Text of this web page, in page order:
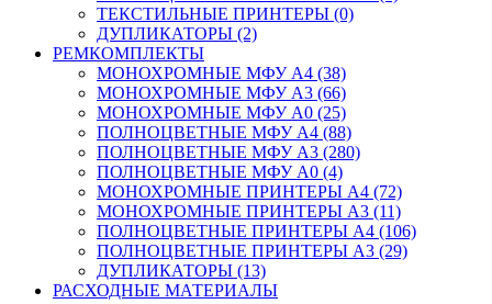
ТЕКСТИЛЬНЫЕ ПРИНТЕРЫ (0)
ДУПЛИКАТОРЫ (2)
РЕМКОМПЛЕКТЫ
МОНОХРОМНЫЕ МФУ А4 (38)
МОНОХРОМНЫЕ МФУ А3 (66)
МОНОХРОМНЫЕ МФУ А0 (25)
ПОЛНОЦВЕТНЫЕ МФУ А4 (88)
ПОЛНОЦВЕТНЫЕ МФУ А3 (280)
ПОЛНОЦВЕТНЫЕ МФУ А0 (4)
МОНОХРОМНЫЕ ПРИНТЕРЫ А4 (72)
МОНОХРОМНЫЕ ПРИНТЕРЫ А3 (11)
ПОЛНОЦВЕТНЫЕ ПРИНТЕРЫ А4 (106)
ПОЛНОЦВЕТНЫЕ ПРИНТЕРЫ А3 (29)
ДУПЛИКАТОРЫ (13)
РАСХОДНЫЕ МАТЕРИАЛЫ